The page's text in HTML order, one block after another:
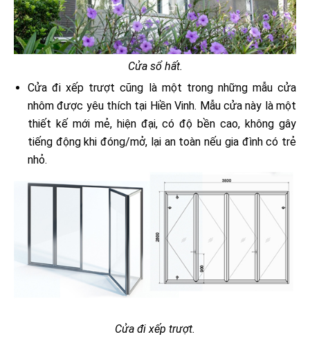
Cửa sổ hất.
Cửa đi xếp trượt cũng là một trong những mẫu cửa
nhôm được yêu thích tại Hiền Vinh. Mẫu cửa này là một
thiết kế mới mẻ, hiện đại, có độ bền cao, không gây
tiếng động khi đóng/mở, lại an toàn nếu gia đình có trẻ
nhỏ.
Cửa đi xếp trượt.